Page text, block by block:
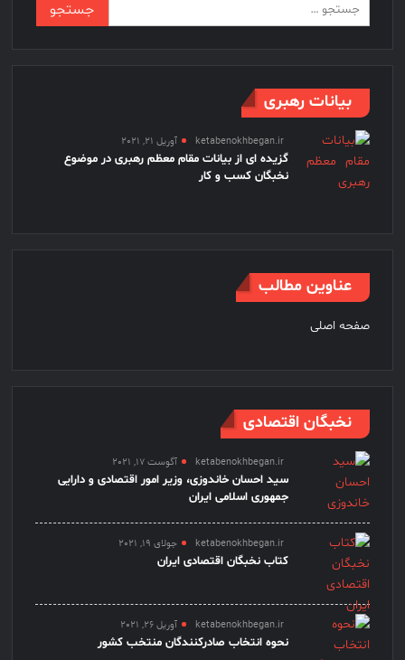
کارهای
شهری
برای:
بیانات رهبری
ketabenokhbegan.ir آوریل 21, 2021
گزیده ای از بیانات مقام معظم رهبری در موضوع
نخبگان کسب و کار
عناوین مطالب
صفحه اصلی
نخبگان اقتصادی
ketabenokhbegan.ir آگوست 17, 2021
سید احسان خاندوزی، وزیر امور اقتصادی و دارایی
جمهوری اسلامی ایران
ketabenokhbegan.ir جولای 19, 2021
کتاب نخبگان اقتصادی ایران
ketabenokhbegan.ir آوریل 26, 2021
نحوه انتخاب صادرکنندگان منتخب کشور